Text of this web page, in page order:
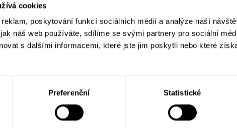
cookies
reklam, poskytování funkcí sociálních médií a analýze naší
náš web používáte, sdílíme se svými partnery pro sociální
s dalšími informacemi, které jste jim poskytli nebo které
Preferenční Statistické